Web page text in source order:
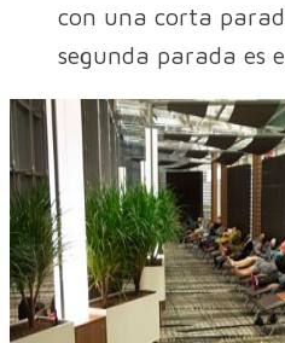
con una corta
segunda parada es